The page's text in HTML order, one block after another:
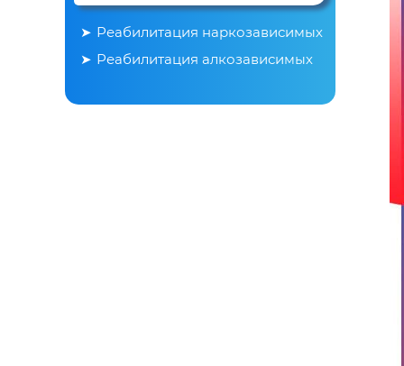
Реабилитация наркозависимых
Реабилитация алкозависимых